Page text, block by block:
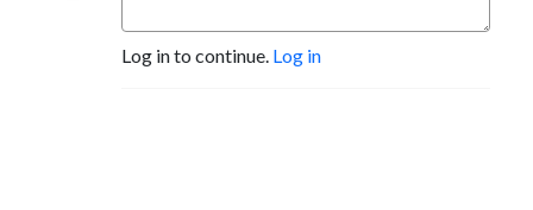
Log in to continue. Log in